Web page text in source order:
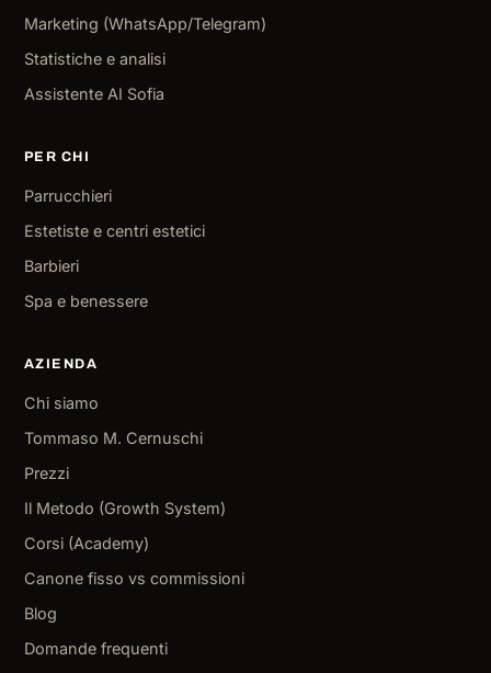
Marketing (WhatsApp/Telegram)
Statistiche e analisi
Assistente AI Sofia
PER CHI
Parrucchieri
Estetiste e centri estetici
Barbieri
Spa e benessere
AZIENDA
Chi siamo
Tommaso M. Cernuschi
Prezzi
Il Metodo (Growth System)
Corsi (Academy)
Canone fisso vs commissioni
Blog
Domande frequenti